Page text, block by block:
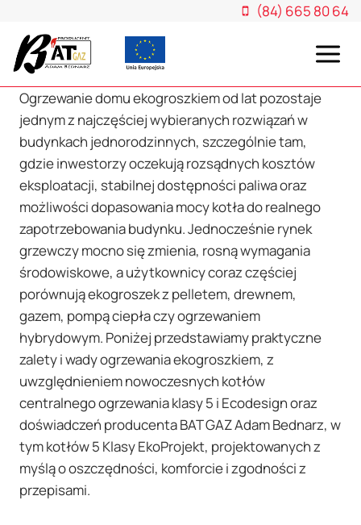
treści
(84) 665 80 64
Ogrzewanie domu ekogroszkiem od lat pozostaje
jednym z najczęściej wybieranych rozwiązań w
budynkach jednorodzinnych, szczególnie tam,
gdzie inwestorzy oczekują rozsądnych kosztów
eksploatacji, stabilnej dostępności paliwa oraz
możliwości dopasowania mocy kotła do realnego
zapotrzebowania budynku. Jednocześnie rynek
grzewczy mocno się zmienia, rosną wymagania
środowiskowe, a użytkownicy coraz częściej
porównują ekogroszek z pelletem, drewnem,
gazem, pompą ciepła czy ogrzewaniem
hybrydowym. Poniżej przedstawiamy praktyczne
zalety i wady ogrzewania ekogroszkiem, z
uwzględnieniem nowoczesnych kotłów
centralnego ogrzewania klasy 5 i Ecodesign oraz
doświadczeń producenta BAT GAZ Adam Bednarz, w
tym kotłów 5 Klasy EkoProjekt, projektowanych z
myślą o oszczędności, komforcie i zgodności z
przepisami.